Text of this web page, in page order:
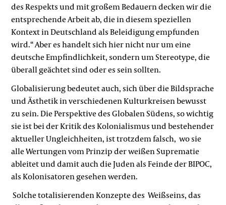
des Respekts und mit großem Bedauern decken wir die
entsprechende Arbeit ab, die in diesem speziellen
Kontext in Deutschland als Beleidigung empfunden
wird.“ Aber es handelt sich hier nicht nur um eine
deutsche Empfindlichkeit, sondern um Stereotype, die
überall geächtet sind oder es sein sollten.
Globalisierung bedeutet auch, sich über die Bildsprache
und Ästhetik in verschiedenen Kulturkreisen bewusst
zu sein. Die Perspektive des Globalen Südens, so wichtig
sie ist bei der Kritik des Kolonialismus und bestehender
aktueller Ungleichheiten, ist trotzdem falsch, wo sie
alle Wertungen vom Prinzip der weißen Suprematie
ableitet und damit auch die Juden als Feinde der BIPOC,
als Kolonisatoren gesehen werden.
Solche totalisierenden Konzepte des Weißseins, das